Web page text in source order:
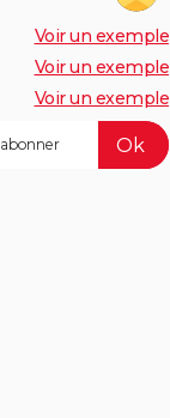
Voir un exemple
Voir un exemple
Voir un exemple